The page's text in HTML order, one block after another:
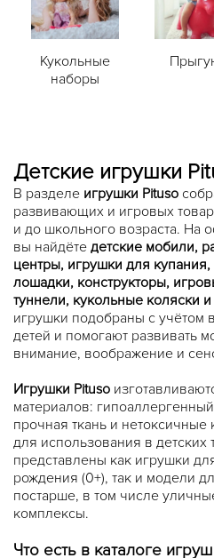
Кукольные
наборы
Детские игрушки
В разделе игрушки Pituso
развивающих и игровых
и до школьного возраста. На
вы найдёте детские мобили,
центры, игрушки для
лошадки, конструкторы,
туннели, кукольные коляски
игрушки подобраны с учётом
детей и помогают развивать
внимание, воображение и
Игрушки Pituso
материалов:
прочная ткань и
для использования в детских
представлены как игрушки
рождения (0+), так и модели
постарше, в том числе
комплексы.
Что есть в каталоге